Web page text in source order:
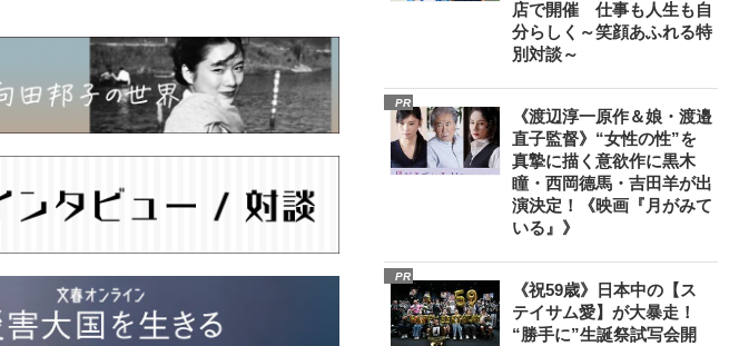
店で開催 仕事も人生も自
分らしく～笑顔あふれる特
別対談～
PR
《渡辺淳一原作＆娘・渡邉
直子監督》“女性の性”を
真摯に描く意欲作に黒木
瞳・西岡德馬・吉田羊が出
演決定！《映画『月がみて
いる』》
PR
《祝59歳》日本中の【ス
テイサム愛】が大暴走！
“勝手に”生誕祭試写会開